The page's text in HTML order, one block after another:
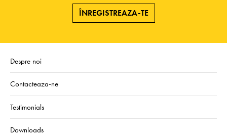
ÎNREGISTREAZA-TE
Despre noi
Contacteaza-ne
Testimonials
Downloads